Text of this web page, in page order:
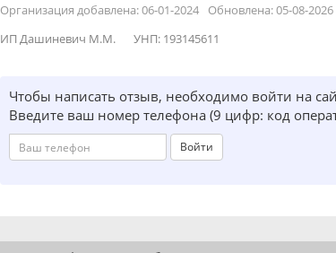
Организация добавлена: 06-01-2024
Обновлена: 05-08-2026
ИП Дашиневич М.М.
УНП: 193145611
Чтобы написать отзыв, необходимо войти на
Введите ваш номер телефона (9 цифр: код
Войти